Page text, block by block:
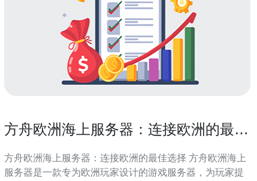
方舟欧洲海上服务器：连接欧洲的最佳
方舟欧洲海上服务器：连接欧洲的最佳选择 方舟欧洲海上
服务器是一款专为欧洲玩家设计的游戏服务器，为玩家提